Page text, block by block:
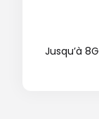
Jusqu’à